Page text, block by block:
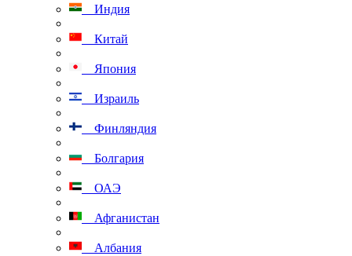
Индия
Китай
Япония
Израиль
Финляндия
Болгария
ОАЭ
Афганистан
Албания